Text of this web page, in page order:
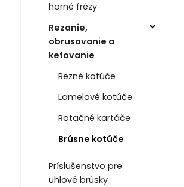
horné frézy
Rezanie,
obrusovanie a
kefovanie
Rezné kotúče
Lamelové kotúče
Rotačné kartáče
Brúsne kotúče
Príslušenstvo pre
uhlové brúsky